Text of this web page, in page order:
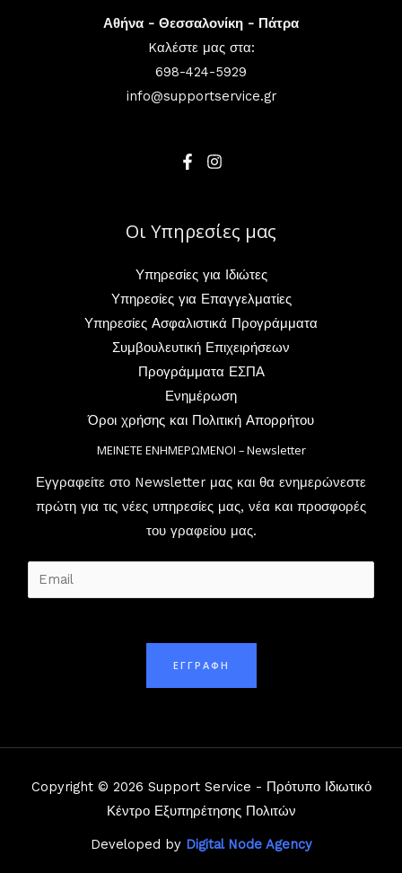
Αθήνα - Θεσσαλονίκη - Πάτρα
Kαλέστε μας στα:
698-424-5929
info@supportservice.gr
Οι Υπηρεσίες μας
Υπηρεσίες για Ιδιώτες
Υπηρεσίες για Επαγγελματίες
Υπηρεσίες Ασφαλιστικά Προγράμματα
Συμβουλευτική Επιχειρήσεων
Προγράμματα ΕΣΠΑ
Ενημέρωση
Όροι χρήσης και Πολιτική Απορρήτου
ΜΕΙΝΕΤΕ ΕΝΗΜΕΡΩΜΕΝΟΙ – Newsletter
Εγγραφείτε στο Newsletter μας και θα ενημερώνεστε
πρώτη για τις νέες υπηρεσίες μας, νέα και προσφορές
του γραφείου μας.
m
ΕΓΓΡΑΦΗ
Copyright © 2026 Support Service - Πρότυπο Ιδιωτικό
Κέντρο Εξυπηρέτησης Πολιτών
Developed by Digital Node Agency